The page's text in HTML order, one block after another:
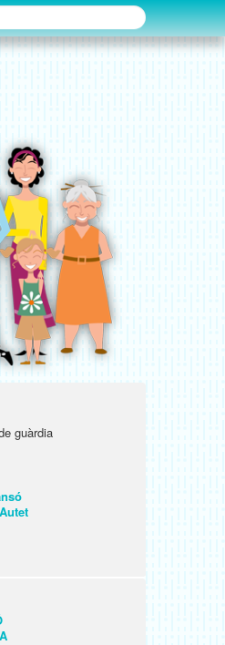
guàrdia